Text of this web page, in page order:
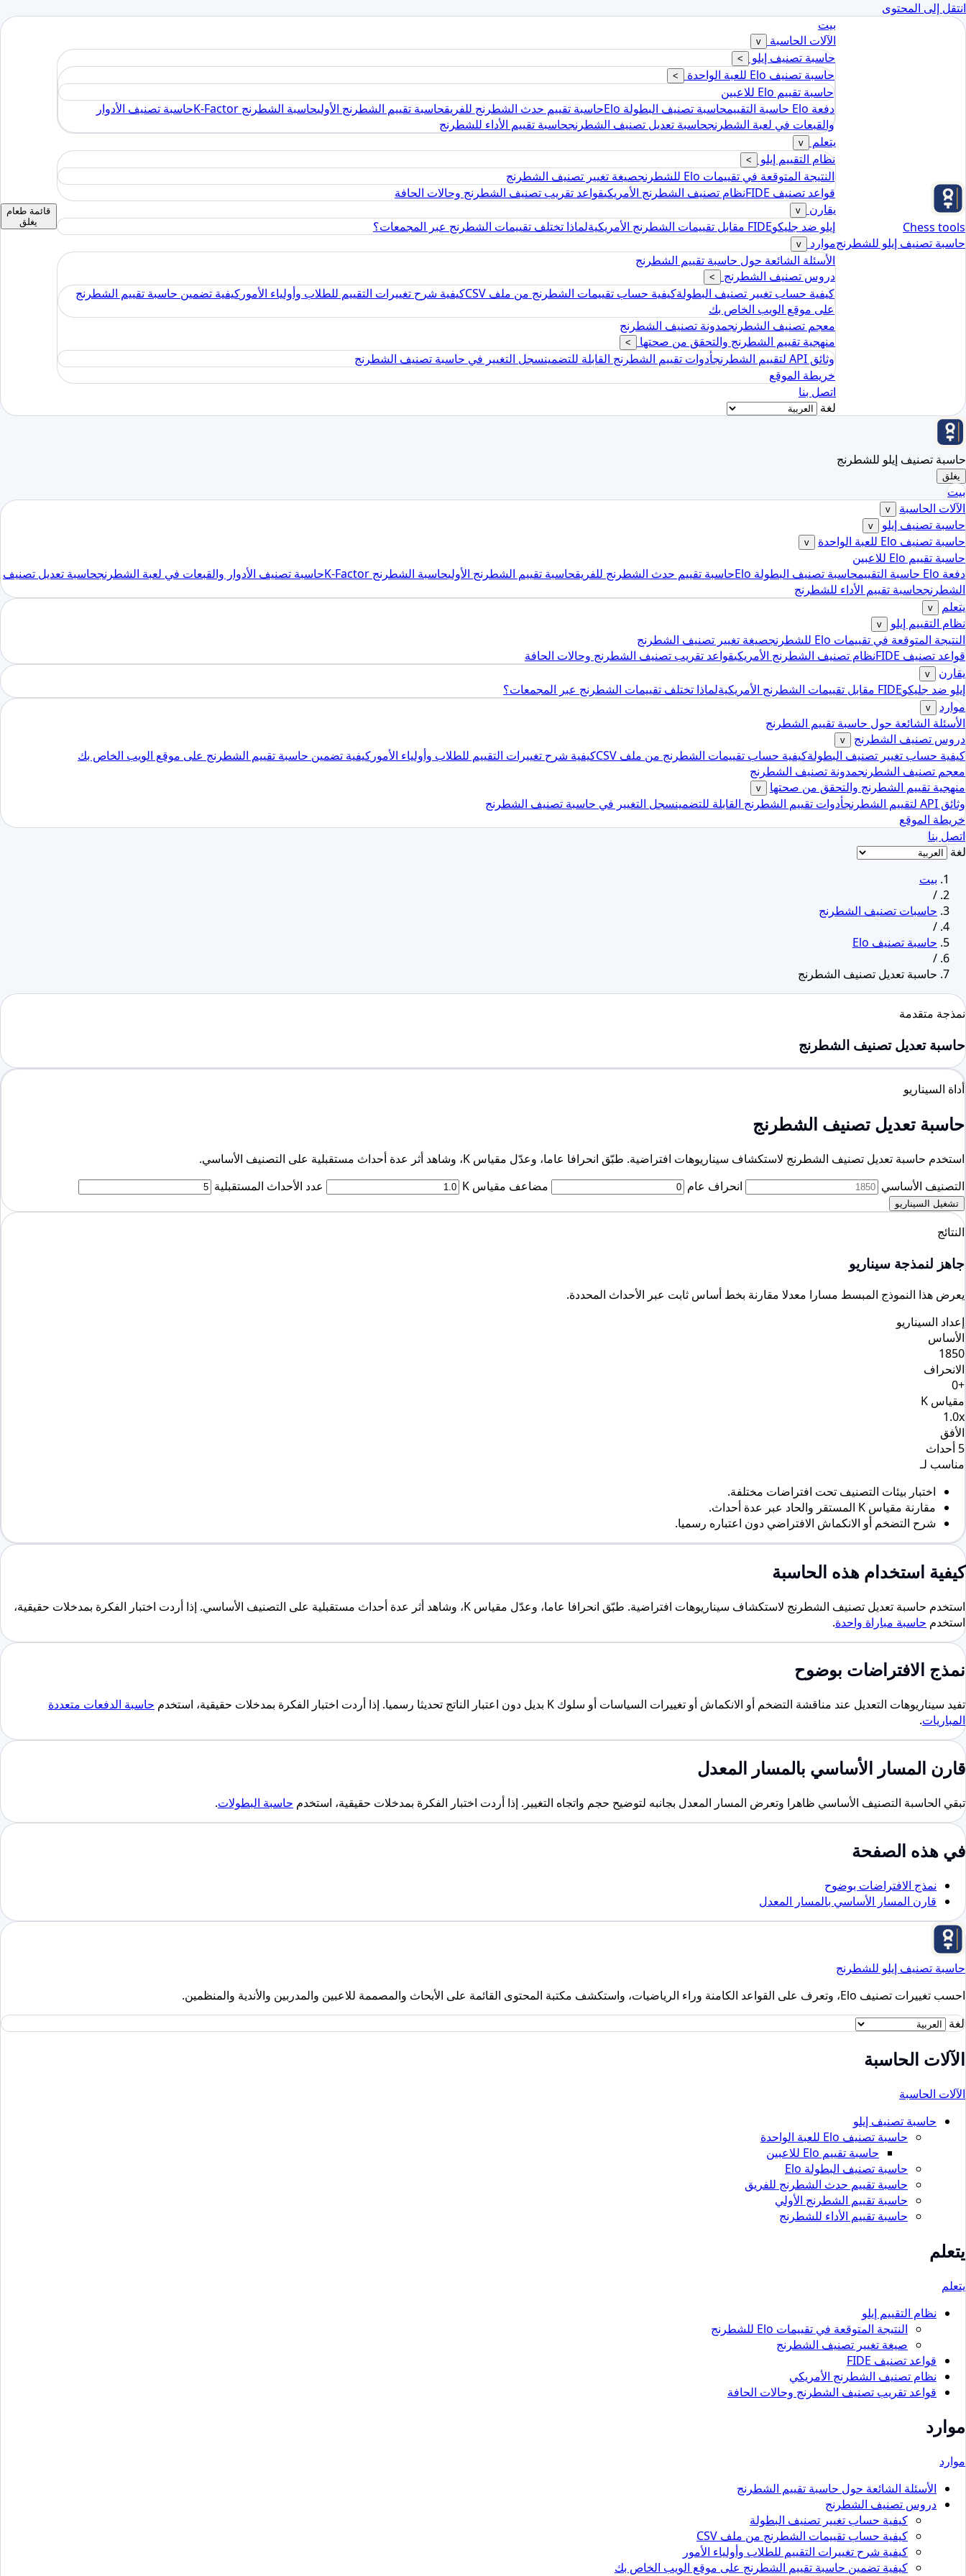
انتقل إلى المحتوى
Chess tools
حاسبة تصنيف إيلو للشطرنج
بيت
الآلات الحاسبة
v
حاسبة تصنيف إيلو >
حاسبة تصنيف Elo للعبة الواحدة >
حاسبة تقييم Elo للاعبين
دفعة Elo حاسبة التقييم
حاسبة تصنيف البطولة Elo حاسبة تقييم حدث الشطرنج للفريقحاسبة تقييم الشطرنج الأوليحاسبة الشطرنج K-Factor
حاسبة تصنيف الأدوار
والقبعات في لعبة الشطرنجحاسبة تعديل تصنيف الشطرنجحاسبة تقييم الأداء للشطرنج
يتعلم
v
نظام التقييم إيلو >
النتيجة المتوقعة في تقييمات Elo للشطرنج
صيغة تغيير تصنيف الشطرنج
قواعد تصنيف FIDE
نظام تصنيف الشطرنج الأمريكيقواعد تقريب تصنيف الشطرنج وحالات الحافة
يقارن
v
إيلو ضد جليكوFIDE مقابل تقييمات الشطرنج الأمريكية
لماذا تختلف تقييمات الشطرنج عبر المجمعات؟
موارد
v
الأسئلة الشائعة حول حاسبة تقييم الشطرنج
دروس تصنيف الشطرنج
>
كيفية حساب تغيير تصنيف البطولةكيفية حساب تقييمات الشطرنج من ملف CSV كيفية شرح تغييرات التقييم للطلاب وأولياء الأمور كيفية تضمين حاسبة تقييم الشطرنج
على موقع الويب الخاص بك
معجم تصنيف الشطرنجمدونة تصنيف الشطرنج
منهجية تقييم الشطرنج والتحقق من صحتها
>
وثائق API لتقييم الشطرنج أدوات تقييم الشطرنج القابلة للتضمينسجل التغيير في حاسبة تصنيف الشطرنج
خريطة الموقع
اتصل بنا
لغة
قائمة طعام
يغلق
حاسبة تصنيف إيلو للشطرنج
يغلق
بيت
الآلات الحاسبة
v
حاسبة تصنيف إيلو v
حاسبة تصنيف Elo للعبة الواحدة v
حاسبة تقييم Elo للاعبين
دفعة Elo حاسبة التقييم
حاسبة تصنيف البطولة Elo حاسبة تقييم حدث الشطرنج للفريقحاسبة تقييم الشطرنج الأوليحاسبة الشطرنج K-Factor حاسبة تصنيف الأدوار والقبعات في لعبة الشطرنجحاسبة تعديل تصنيف
الشطرنجحاسبة تقييم الأداء للشطرنج
يتعلم
v
نظام التقييم إيلو v
النتيجة المتوقعة في تقييمات Elo للشطرنج
صيغة تغيير تصنيف الشطرنج
قواعد تصنيف FIDE
نظام تصنيف الشطرنج الأمريكيقواعد تقريب تصنيف الشطرنج وحالات الحافة
يقارن
v
إيلو ضد جليكوFIDE مقابل تقييمات الشطرنج الأمريكية
لماذا تختلف تقييمات الشطرنج عبر المجمعات؟
موارد
v
الأسئلة الشائعة حول حاسبة تقييم الشطرنج
دروس تصنيف الشطرنج
v
كيفية حساب تغيير تصنيف البطولةكيفية حساب تقييمات الشطرنج من ملف CSV كيفية شرح تغييرات التقييم للطلاب وأولياء الأمور كيفية تضمين حاسبة تقييم الشطرنج على موقع الويب الخاص بك
معجم تصنيف الشطرنجمدونة تصنيف الشطرنج
منهجية تقييم الشطرنج والتحقق من صحتها
v
وثائق API لتقييم الشطرنج أدوات تقييم الشطرنج القابلة للتضمينسجل التغيير في حاسبة تصنيف الشطرنج
خريطة الموقع
اتصل بنا
لغة
بيت
/
حاسبات تصنيف الشطرنج
/
حاسبة تصنيف Elo
/
حاسبة تعديل تصنيف الشطرنج
نمذجة متقدمة
حاسبة تعديل تصنيف الشطرنج
أداة السيناريو
حاسبة تعديل تصنيف الشطرنج
استخدم حاسبة تعديل تصنيف الشطرنج لاستكشاف سيناريوهات افتراضية. طبّق انحرافا عاما، وعدّل مقياس K، وشاهد أثر عدة أحداث مستقبلية على التصنيف الأساسي.
التصنيف الأساسي
انحراف عام مضاعف مقياس K عدد الأحداث المستقبلية
تشغيل السيناريو
النتائج
جاهز لنمذجة سيناريو
يعرض هذا النموذج المبسط مسارا معدلا مقارنة بخط أساس ثابت عبر الأحداث المحددة.
إعداد السيناريو
الأساس
1850
الانحراف
+0
مقياس K
1.0x
الأفق
5 أحداث
مناسب لـ
اختبار بيئات التصنيف تحت افتراضات مختلفة.
مقارنة مقياس K المستقر والحاد عبر عدة أحداث.
شرح التضخم أو الانكماش الافتراضي دون اعتباره رسميا.
كيفية استخدام هذه الحاسبة
استخدم حاسبة تعديل تصنيف الشطرنج لاستكشاف سيناريوهات افتراضية. طبّق انحرافا عاما، وعدّل مقياس K، وشاهد أثر عدة أحداث مستقبلية على التصنيف الأساسي. إذا أردت اختبار الفكرة بمدخلات حقيقية،
استخدم حاسبة مباراة واحدة.
نمذج الافتراضات بوضوح
تفيد سيناريوهات التعديل عند مناقشة التضخم أو الانكماش أو تغييرات السياسات أو سلوك K بديل دون اعتبار الناتج تحديثا رسميا. إذا أردت اختبار الفكرة بمدخلات حقيقية، استخدم
حاسبة الدفعات متعددة
المباريات.
قارن المسار الأساسي بالمسار المعدل
تبقي الحاسبة التصنيف الأساسي ظاهرا وتعرض المسار المعدل بجانبه لتوضيح حجم واتجاه التغيير. إذا أردت اختبار الفكرة بمدخلات حقيقية، استخدم حاسبة البطولات.
في هذه الصفحة
نمذج الافتراضات بوضوح
قارن المسار الأساسي بالمسار المعدل
حاسبة تصنيف إيلو للشطرنج
احسب تغييرات تصنيف Elo، وتعرف على القواعد الكامنة وراء الرياضيات، واستكشف مكتبة المحتوى القائمة على الأبحاث والمصممة للاعبين والمدربين والأندية والمنظمين.
لغة
الآلات الحاسبة
الآلات الحاسبة
حاسبة تصنيف إيلو
حاسبة تصنيف Elo للعبة الواحدة
حاسبة تقييم Elo للاعبين
حاسبة تصنيف البطولة Elo
حاسبة تقييم حدث الشطرنج للفريق
حاسبة تقييم الشطرنج الأولي
حاسبة تقييم الأداء للشطرنج
يتعلم
يتعلم
نظام التقييم إيلو
النتيجة المتوقعة في تقييمات Elo للشطرنج
صيغة تغيير تصنيف الشطرنج
قواعد تصنيف FIDE
نظام تصنيف الشطرنج الأمريكي
قواعد تقريب تصنيف الشطرنج وحالات الحافة
موارد
موارد
الأسئلة الشائعة حول حاسبة تقييم الشطرنج
دروس تصنيف الشطرنج
كيفية حساب تغيير تصنيف البطولة
كيفية حساب تقييمات الشطرنج من ملف CSV
كيفية شرح تغييرات التقييم للطلاب وأولياء الأمور
كيفية تضمين حاسبة تقييم الشطرنج على موقع الويب الخاص بك